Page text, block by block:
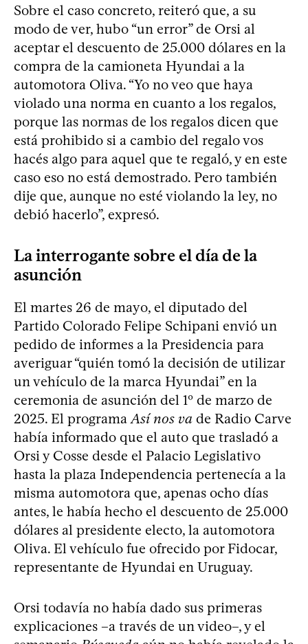
Sobre el caso concreto, reiteró que, a su
modo de ver, hubo “un error” de Orsi al
aceptar el descuento de 25.000 dólares en la
compra de la camioneta Hyundai a la
automotora Oliva. “Yo no veo que haya
violado una norma en cuanto a los regalos,
porque las normas de los regalos dicen que
está prohibido si a cambio del regalo vos
hacés algo para aquel que te regaló, y en este
caso eso no está demostrado. Pero también
dije que, aunque no esté violando la ley, no
debió hacerlo”, expresó.
La interrogante sobre el día de la
asunción
El martes 26 de mayo, el diputado del
Partido Colorado Felipe Schipani envió un
pedido de informes a la Presidencia para
averiguar “quién tomó la decisión de utilizar
un vehículo de la marca Hyundai” en la
ceremonia de asunción del 1º de marzo de
2025. El programa Así nos va de Radio Carve
había informado que el auto que trasladó a
Orsi y Cosse desde el Palacio Legislativo
hasta la plaza Independencia pertenecía a la
misma automotora que, apenas ocho días
antes, le había hecho el descuento de 25.000
dólares al presidente electo, la automotora
Oliva. El vehículo fue ofrecido por Fidocar,
representante de Hyundai en Uruguay.
Orsi todavía no había dado sus primeras
explicaciones –a través de un video–, y el